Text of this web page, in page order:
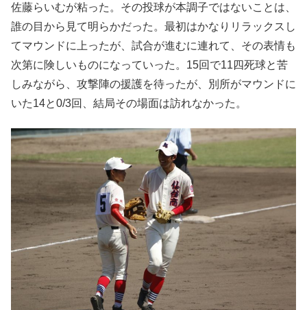
佐藤らいむが粘った。その投球が本調子ではないことは、
誰の目から見て明らかだった。最初はかなりリラックスし
てマウンドに上ったが、試合が進むに連れて、その表情も
次第に険しいものになっていった。15回で11四死球と苦
しみながら、攻撃陣の援護を待ったが、別所がマウンドに
いた14と0/3回、結局その場面は訪れなかった。